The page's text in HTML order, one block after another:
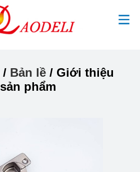
/ Bản lề / Giới thiệu
sản phẩm